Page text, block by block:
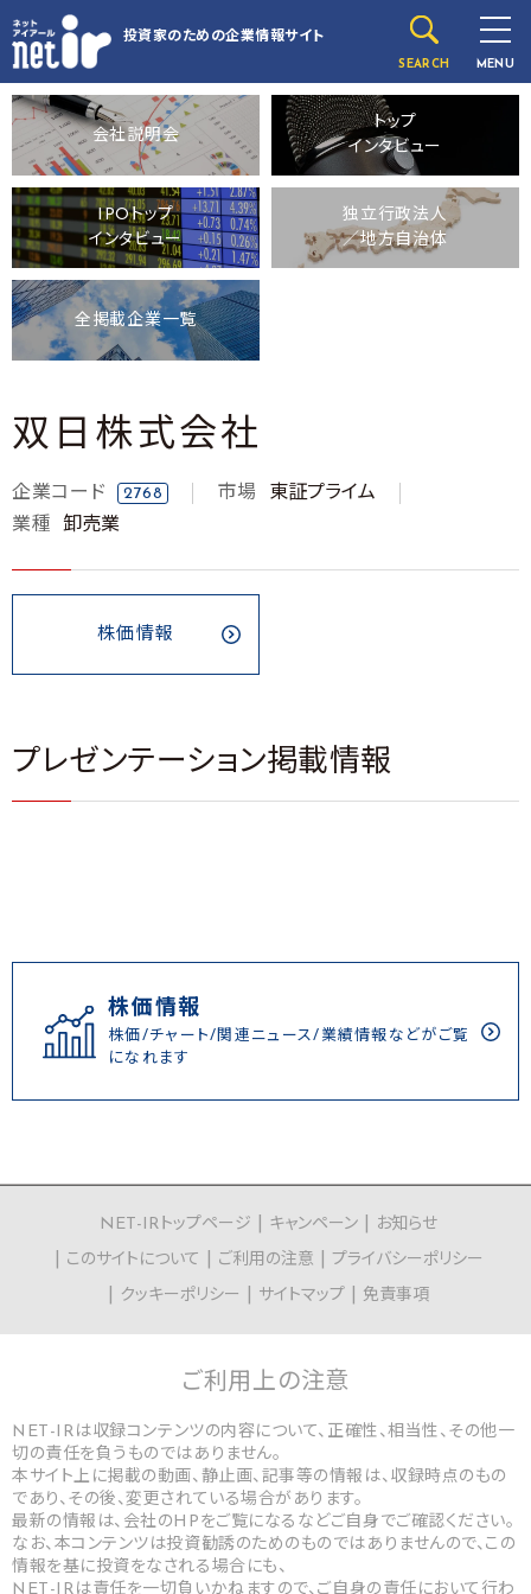
投資家のための企業情報サイト
SEARCH MENU
会社説明会
トップ
インタビュー
IPOトップ
インタビュー
独立行政法人
／地方自治体
全掲載企業一覧
双日株式会社
企業コード 2768 市場
東証プライム
業種
卸売業
株価情報
プレゼンテーション掲載情報
株価情報
株価/チャート/関連ニュース/業績情報などがご覧
になれます
NET-IRトップページ キャンペーン
お知らせ
このサイトについて
ご利用の注意
プライバシーポリシー
クッキーポリシー
サイトマップ 免責事項
ご利用上の注意
NET-IRは収録コンテンツの内容について、正確性、相当性、その他一
切の責任を負うものではありません。
本サイト上に掲載の動画、静止画、記事等の情報は、収録時点のもの
であり、その後、変更されている場合があります。
最新の情報は、会社のHPをご覧になるなどご自身でご確認ください。
なお、本コンテンツは投資勧誘のためのものではありませんので、この
情報を基に投資をなされる場合にも、
NET-IRは責任を一切負いかねますので、ご自身の責任において行わ